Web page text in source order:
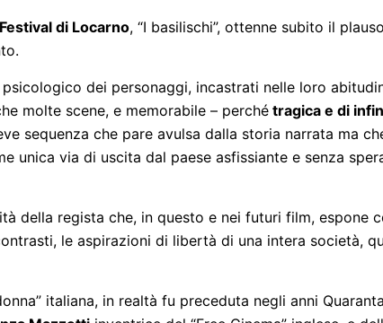
Festival di Locarno, “I basilischi”, ottenne subito il
psicologico dei personaggi, incastrati nelle loro
molte scene, e memorabile – perché tragica e di
sequenza che pare avulsa dalla storia narrata ma
unica via di uscita dal paese asfissiante e senza
della regista che, in questo e nei futuri film, espone
le aspirazioni di libertà di una intera società,
italiana, in realtà fu preceduta negli anni